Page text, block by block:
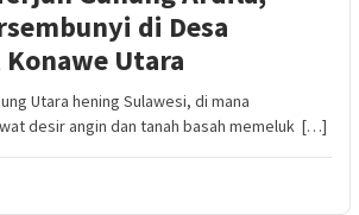
di Desa
Utara
Utara hening Sulawesi, di mana
desir angin dan tanah basah memeluk […]